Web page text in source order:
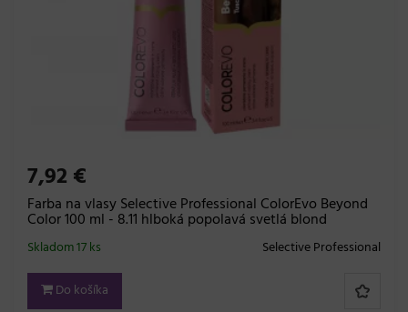
7,92 €
Farba na vlasy Selective Professional ColorEvo Beyond
Color 100 ml - 8.11 hlboká popolavá svetlá blond
Selective Professional
Skladom 17 ks
Do košíka